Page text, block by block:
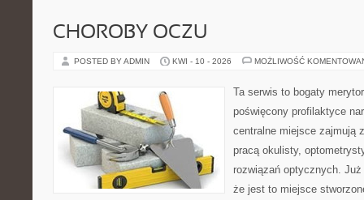
CHOROBY OCZU
POSTED BY ADMIN KWI - 10 - 2026 MOŻLIWOŚĆ
Ta serwis to bogaty
poświęcony profilaktyce
centralne miejsce zajmują
pracą okulisty,
rozwiązań optycznych.
że jest to miejsce